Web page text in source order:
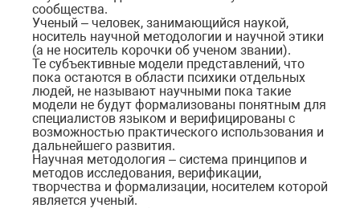
сообщества.
Ученый – человек, занимающийся наукой,
носитель научной методологии и научной этики
(а не носитель корочки об ученом звании).
Те субъективные модели представлений, что
пока остаются в области психики отдельных
людей, не называют научными пока такие
модели не будут формализованы понятным для
специалистов языком и верифицированы с
возможностью практического использования и
дальнейшего развития.
Научная методология – система принципов и
методов исследования, верификации,
творчества и формализации, носителем которой
является ученый.